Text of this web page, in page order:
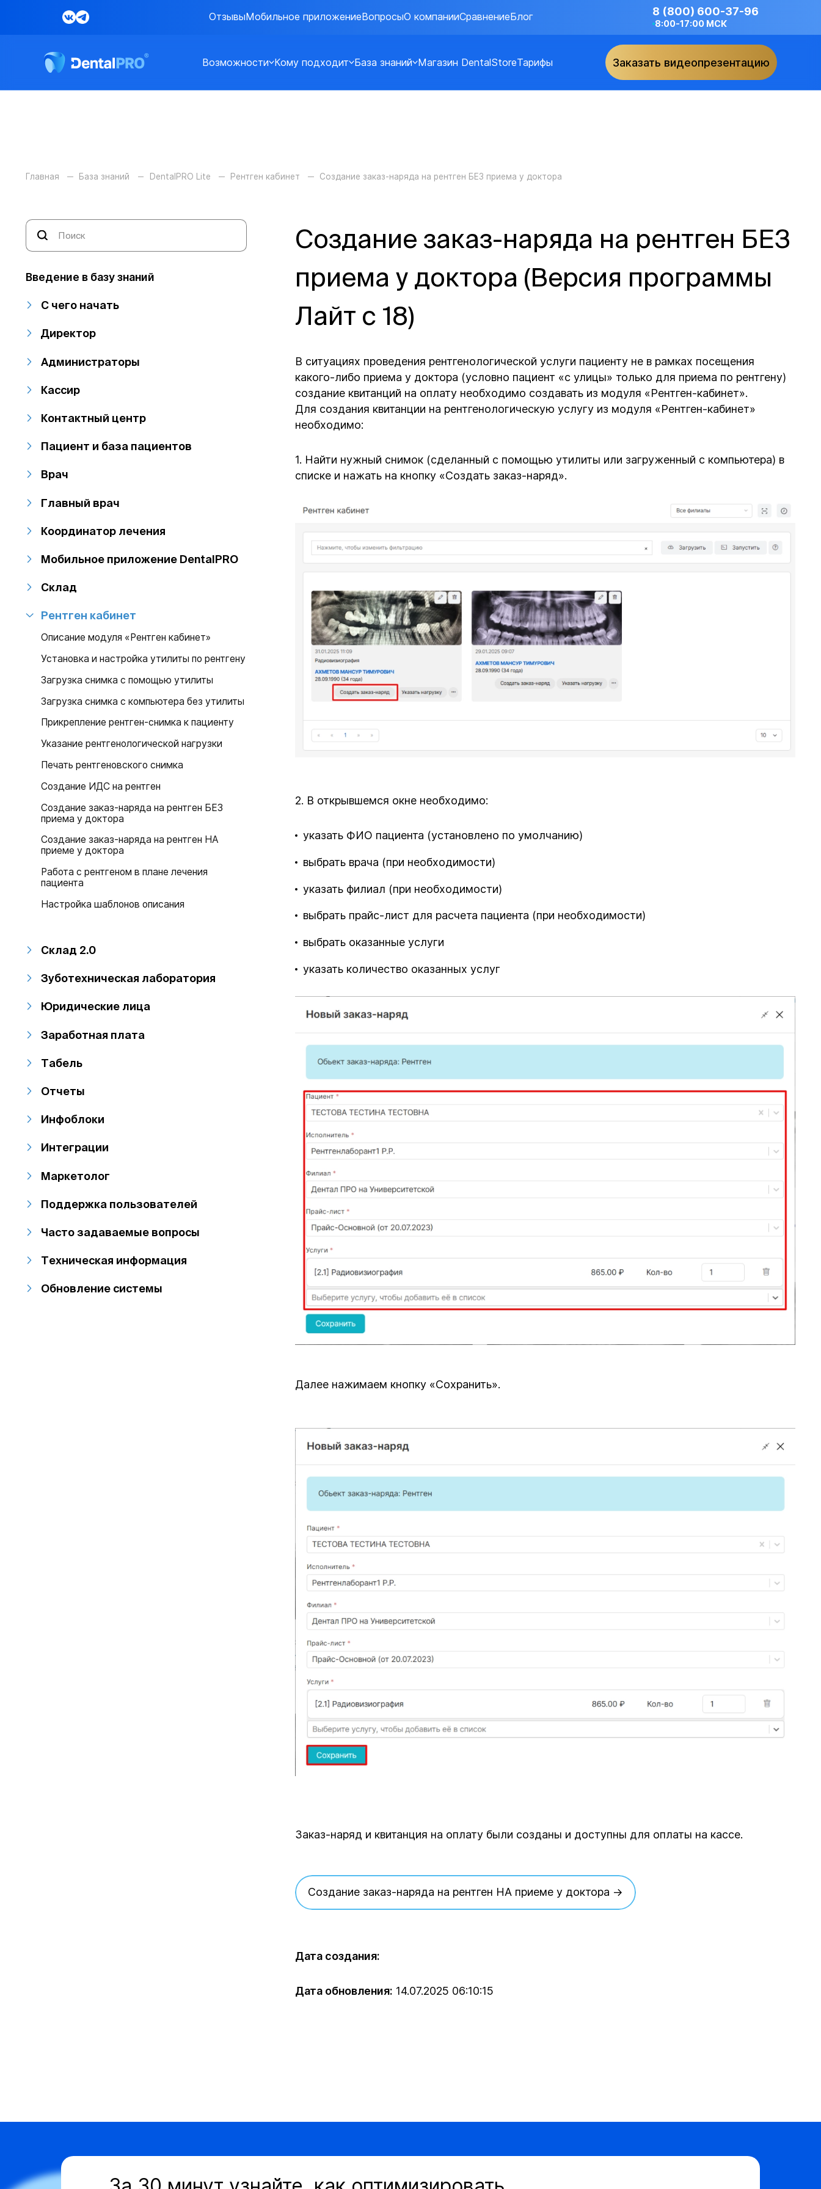
ОтзывыМобильное приложениеВопросыО компанииСравнениеБлог 8 (800) 600-37-96
8:00-17:00 МСК
Возможности Кому подходит База знаний Магазин DentalStoreТарифы Заказать видеопрезентацию
Главная База знаний DentalPRO Lite Рентген кабинет Создание заказ-наряда на рентген БЕЗ приема у доктора
Введение в базу знаний
С чего начать
Директор
Администраторы
Кассир
Контактный центр
Пациент и база пациентов
Врач
Главный врач
Координатор лечения
Мобильное приложение DentalPRO
Склад
Рентген кабинет
Описание модуля «Рентген кабинет»
Установка и настройка утилиты по рентгену
Загрузка снимка с помощью утилиты
Загрузка снимка с компьютера без утилиты
Прикрепление рентген-снимка к пациенту
Указание рентгенологической нагрузки
Печать рентгеновского снимка
Создание ИДС на рентген
Создание заказ-наряда на рентген БЕЗ
приема у доктора
Создание заказ-наряда на рентген НА
приеме у доктора
Работа с рентгеном в плане лечения
пациента
Настройка шаблонов описания
Склад 2.0
Зуботехническая лаборатория
Юридические лица
Заработная плата
Табель
Отчеты
Инфоблоки
Интеграции
Маркетолог
Поддержка пользователей
Часто задаваемые вопросы
Техническая информация
Обновление системы
Создание заказ-наряда на рентген БЕЗ
приема у доктора (Версия программы
Лайт с 18)
В ситуациях проведения рентгенологической услуги пациенту не в рамках посещения
какого-либо приема у доктора (условно пациент «с улицы» только для приема по рентгену)
создание квитанций на оплату необходимо создавать из модуля «Рентген-кабинет».
Для создания квитанции на рентгенологическую услугу из модуля «Рентген-кабинет»
необходимо:
1. Найти нужный снимок (сделанный с помощью утилиты или загруженный с компьютера) в
списке и нажать на кнопку «Создать заказ-наряд».
2. В открывшемся окне необходимо:
указать ФИО пациента (установлено по умолчанию)
выбрать врача (при необходимости)
указать филиал (при необходимости)
выбрать прайс-лист для расчета пациента (при необходимости)
выбрать оказанные услуги
указать количество оказанных услуг
Далее нажимаем кнопку «Сохранить».
Заказ-наряд и квитанция на оплату были созданы и доступны для оплаты на кассе.
Создание заказ-наряда на рентген НА приеме у доктора →
Дата создания:
Дата обновления: 14.07.2025 06:10:15